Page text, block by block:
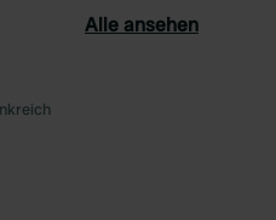
Alle ansehen
Favorit